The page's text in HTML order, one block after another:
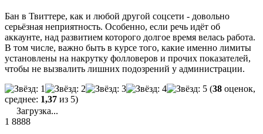
Бан в Твиттере, как и любой другой соцсети - довольно
серьёзная неприятность. Особенно, если речь идёт об
аккаунте, над развитием которого долгое время велась работа.
В том числе, важно быть в курсе того, какие именно лимиты
установлены на накрутку фолловеров и прочих показателей,
чтобы не вызвалить лишних подозрений у администрации.
(38 оценок,
среднее: 1,37 из 5)
Загрузка...
1 8888